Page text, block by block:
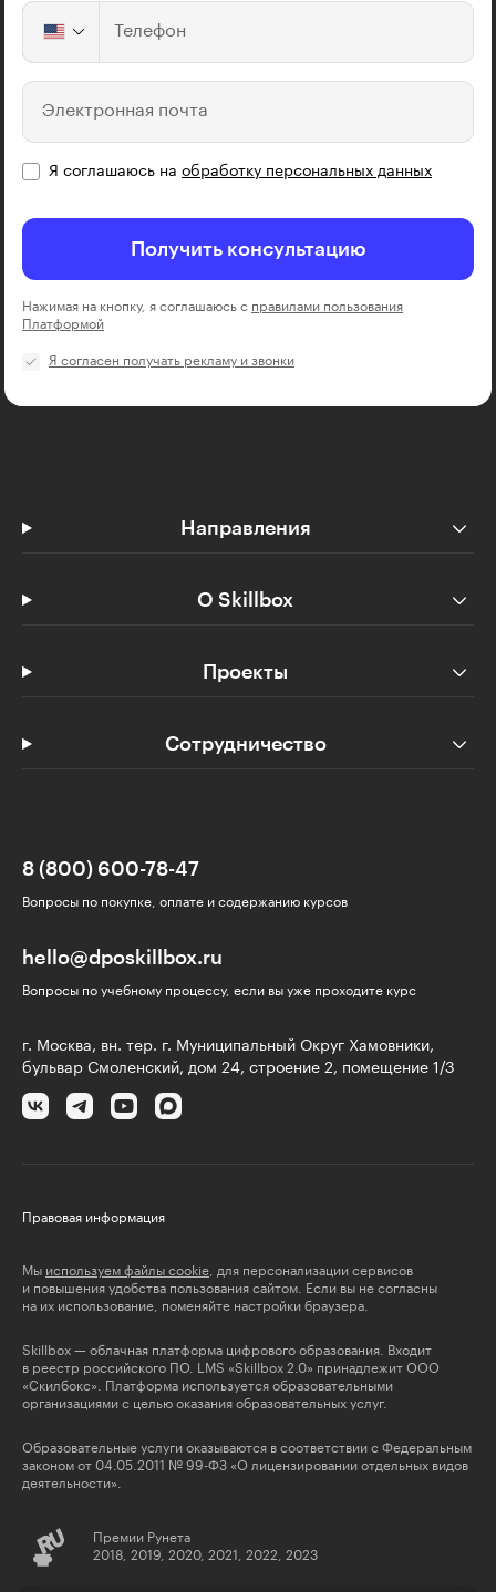
Телефон
Электронная почта
Я соглашаюсь на обработку персональных данных
Получить консультацию
Нажимая на кнопку, я соглашаюсь с правилами пользования
Платформой
Я согласен получать рекламу и звонки
Направления
О Skillbox
Проекты
Сотрудничество
8 (800) 600-78-47
Вопросы по покупке, оплате и содержанию курсов
hello@dposkillbox.ru
Вопросы по учебному процессу, если вы уже проходите курс
г. Москва, вн. тер. г. Муниципальный Округ Хамовники,
бульвар Смоленский, дом 24, строение 2, помещение 1/3
Правовая информация
Мы используем файлы cookie , для персонализации сервисов
и повышения удобства пользования сайтом. Если вы не согласны
на их использование, поменяйте настройки браузера.
Skillbox — облачная платформа цифрового образования. Входит
в реестр российского ПО. LMS «Skillbox 2.0» принадлежит ООО
«Скилбокс». Платформа используется образовательными
организациями с целью оказания образовательных услуг.
Образовательные услуги оказываются в соответствии с Федеральным
законом от 04.05.2011 № 99-ФЗ «О лицензировании отдельных видов
деятельности».
Премии Рунета
2018, 2019, 2020, 2021, 2022, 2023